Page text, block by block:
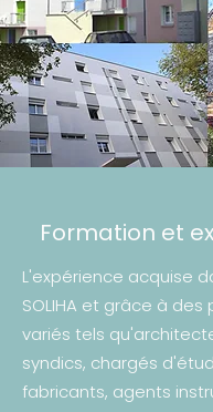
Formation et
L'expérience acquise
SOLIHA et grâce à des
variés tels
syndics, chargés
fabricants, agents